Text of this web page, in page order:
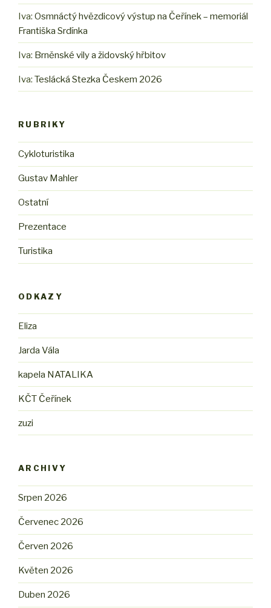
Iva: Osmnáctý hvězdicový výstup na Čeřínek – memoriál
Františka Srdínka
Iva: Brněnské vily a židovský hřbitov
Iva: Teslácká Stezka Českem 2026
RUBRIKY
Cykloturistika
Gustav Mahler
Ostatní
Prezentace
Turistika
ODKAZY
Eliza
Jarda Vála
kapela NATALIKA
KČT Čeřínek
zuzi
ARCHIVY
Srpen 2026
Červenec 2026
Červen 2026
Květen 2026
Duben 2026